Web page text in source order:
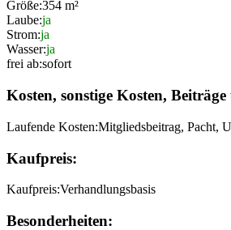
Größe:354 m²
Laube:ja
Strom:ja
Wasser:ja
frei ab:sofort
Kosten, sonstige Kosten,
Laufende Kosten:Mitgliedsbeitrag, Pacht,
Kaufpreis:
Kaufpreis:Verhandlungsbasis
Besonderheiten: